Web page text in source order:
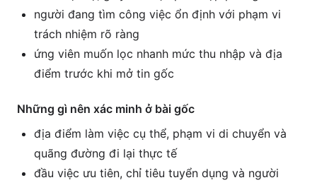
người đang tìm công việc ổn định với phạm vi
trách nhiệm rõ ràng
ứng viên muốn lọc nhanh mức thu nhập và địa
điểm trước khi mở tin gốc
Những gì nên xác minh ở bài gốc
địa điểm làm việc cụ thể, phạm vi di chuyển và
quãng đường đi lại thực tế
đầu việc ưu tiên, chỉ tiêu tuyển dụng và người